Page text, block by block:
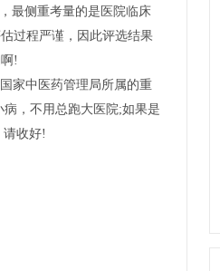
最侧重考量的是医院临床
过程严谨，因此评选结果
!
家中医药管理局所属的重
，不用总跑大医院;如果是
请收好!